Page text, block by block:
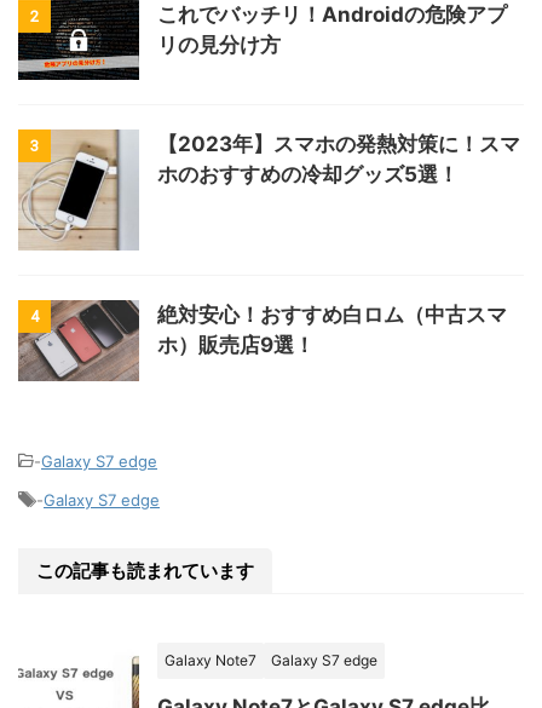
2
これでバッチリ！Androidの危険アプ
リの見分け方
3
【2023年】スマホの発熱対策に！スマ
ホのおすすめの冷却グッズ5選！
4
絶対安心！おすすめ白ロム（中古スマ
ホ）販売店9選！
-Galaxy S7 edge
-Galaxy S7 edge
この記事も読まれています
Galaxy Note7 Galaxy S7 edge